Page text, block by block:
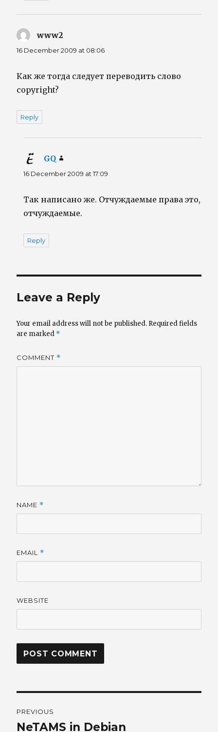
www2
16 December 2009 at 08:06
Как же тогда следует переводить слово
copyright?
Reply
GQ
16 December 2009 at 17:09
Так написано же. Отчуждаемые права это,
отчуждаемые.
Reply
Leave a Reply
Your email address will not be published. Required fields
are marked *
COMMENT *
NAME *
EMAIL *
WEBSITE
navigation
PREVIOUS
Previous
NeTAMS in Debian